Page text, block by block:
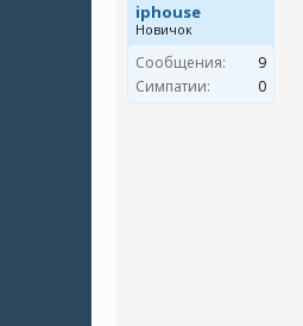
iphouse
Новичок
Сообщения:
9
Симпатии:
0